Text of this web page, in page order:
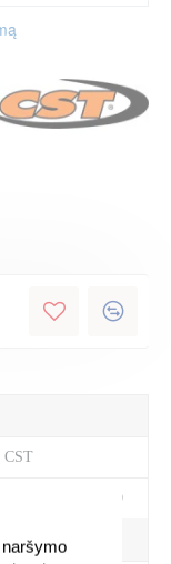
CST
700 x 40C, C979D